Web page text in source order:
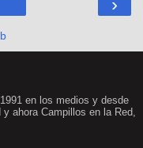
›
en los medios y desde
ahora Campillos en la Red,